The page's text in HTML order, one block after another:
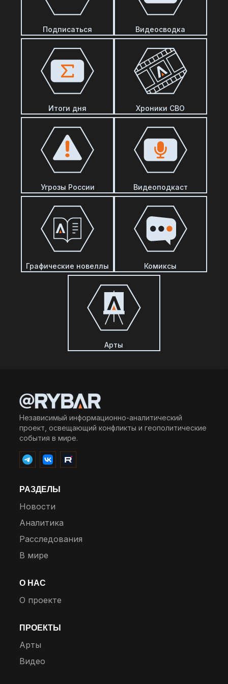
Подписаться Видеосводка
Итоги дня Хроники СВО
Угрозы России Видеоподкаст
Графические новеллы Комиксы
Арты
Независимый информационно-аналитический
проект, освещающий конфликты и геополитические
события в мире.
РАЗДЕЛЫ
Новости
Аналитика
Расследования
В мире
О НАС
О проекте
ПРОЕКТЫ
Арты
Видео